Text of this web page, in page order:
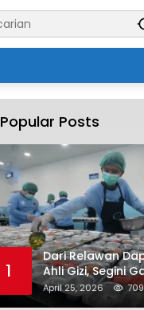
Popular Posts
1
Dari Relawan
Ahli Gizi, Segini
Program MBG
Hampir Sejuta
April 25, 2026 709